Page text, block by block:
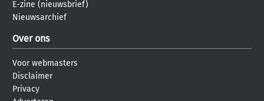
E-zine (nieuwsbrief)
Nieuwsarchief
Over ons
Voor webmasters
Disclaimer
Privacy